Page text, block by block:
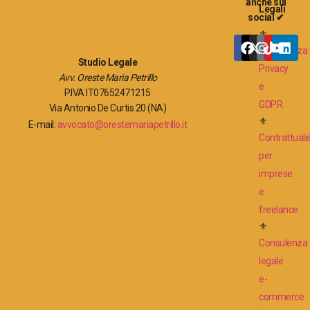
Studio Legale
Avv. Oreste Maria Petrillo
P.IVA IT07652471215
Via Antonio De Curtis 20 (NA)
E-mail: avvocato@orestemariapetrillo.it
Legali
⚜
Consulenza
Privacy
e
GDPR
⚜
per
imprese
e
freelance
⚜
Consulenza
legale
e-
commerce
social ✔